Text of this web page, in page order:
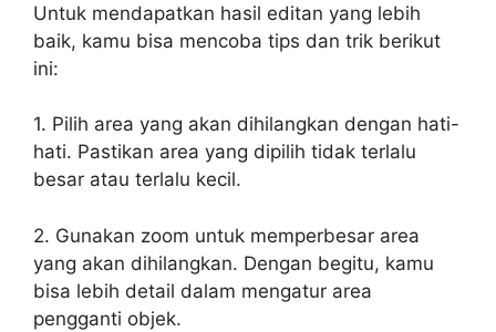
Untuk mendapatkan hasil editan yang lebih
baik, kamu bisa mencoba tips dan trik berikut
ini:
1. Pilih area yang akan dihilangkan dengan hati-
hati. Pastikan area yang dipilih tidak terlalu
besar atau terlalu kecil.
2. Gunakan zoom untuk memperbesar area
yang akan dihilangkan. Dengan begitu, kamu
bisa lebih detail dalam mengatur area
pengganti objek.